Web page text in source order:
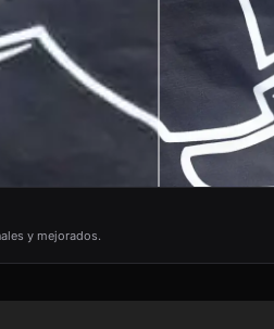
y mejorados.